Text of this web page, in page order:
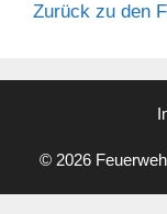
Zurück zu den
© 2026